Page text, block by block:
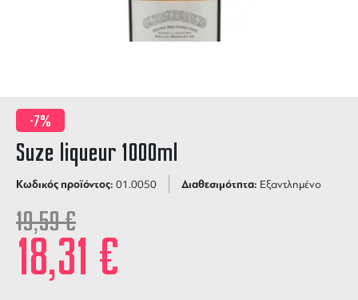
-7%
Suze liqueur 1000ml
Κωδικός προϊόντος: 01.0050 Διαθεσιμότητα: Εξαντλημένο
19,59€
18,31 €